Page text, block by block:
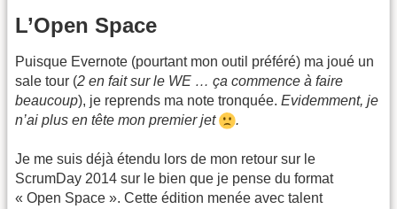
L’Open Space
Puisque Evernote (pourtant mon outil préféré) ma joué un
sale tour (2 en fait sur le WE … ça commence à faire
beaucoup), je reprends ma note tronquée. Evidemment, je
n’ai plus en tête mon premier jet
.
Je me suis déjà étendu lors de mon retour sur le
ScrumDay 2014 sur le bien que je pense du format
« Open Space ». Cette édition menée avec talent